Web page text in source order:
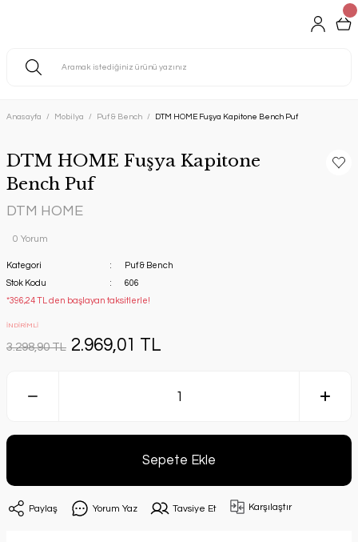
Anasayfa Mobilya Puf & Bench DTM HOME Fuşya Kapitone Bench Puf
DTM HOME Fuşya Kapitone
Bench Puf
DTM HOME
0 Yorum
Kategori
Puf & Bench
Stok Kodu
606
*396,24 TL den başlayan taksitlerle!
İNDİRİMLİ
3.298,90 TL 2.969,01 TL
Sepete Ekle
Paylaş Yorum Yaz Tavsiye Et Karşılaştır